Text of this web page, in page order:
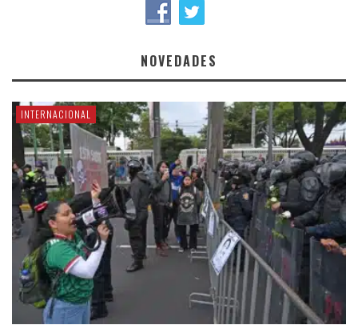
NOVEDADES
INTERNACIONAL